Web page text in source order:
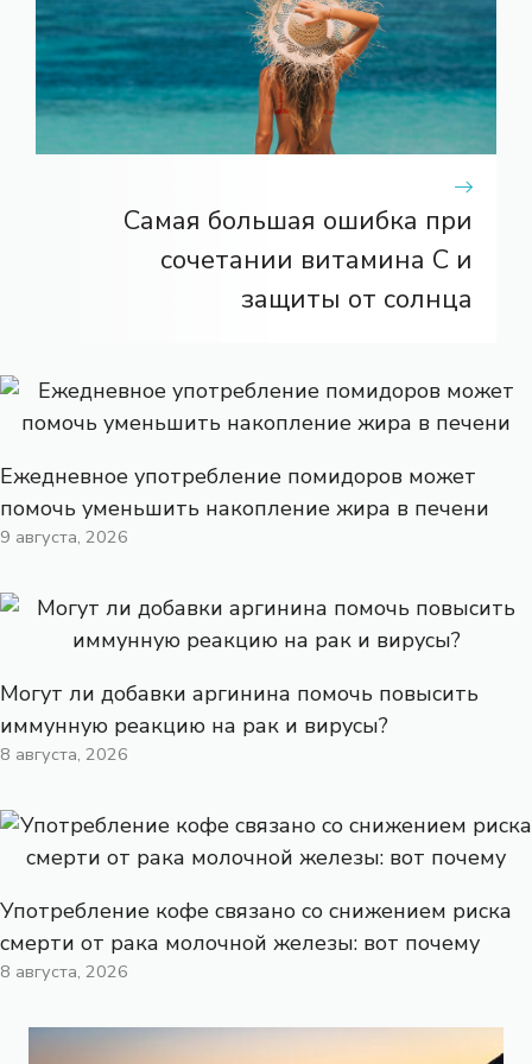
Самая большая ошибка при
сочетании витамина С и
защиты от солнца
Ежедневное употребление помидоров может
помочь уменьшить накопление жира в печени
9 августа, 2026
Могут ли добавки аргинина помочь повысить
иммунную реакцию на рак и вирусы?
8 августа, 2026
Употребление кофе связано со снижением риска
смерти от рака молочной железы: вот почему
8 августа, 2026